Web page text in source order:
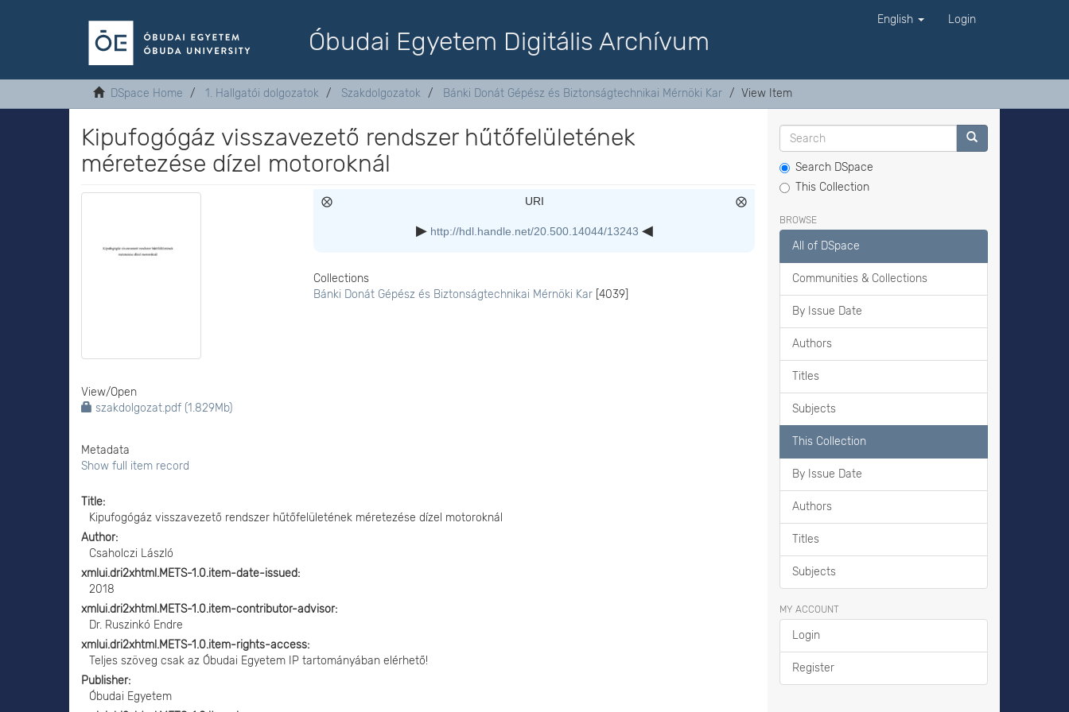
Óbudai Egyetem Digitális Archívum
English Login
DSpace Home 1. Hallgatói dolgozatok Szakdolgozatok Bánki Donát Gépész és Biztonságtechnikai Mérnöki Kar View Item
Kipufogógáz visszavezető rendszer hűtőfelületének
méretezése dízel motoroknál
View/Open
szakdolgozat.pdf (1.829Mb)
Metadata
Show full item record
URI
http://hdl.handle.net/20.500.14044/13243
Collections
Bánki Donát Gépész és Biztonságtechnikai Mérnöki Kar [4039]
Title
Kipufogógáz visszavezető rendszer hűtőfelületének méretezése dízel motoroknál
Author
Csaholczi László
xmlui.dri2xhtml.METS-1.0.item-date-issued
2018
xmlui.dri2xhtml.METS-1.0.item-contributor-advisor
Dr. Ruszinkó Endre
xmlui.dri2xhtml.METS-1.0.item-rights-access
Teljes szöveg csak az Óbudai Egyetem IP tartományában elérhető!
Publisher
Óbudai Egyetem
Search DSpace
This Collection
BROWSE
All of DSpace
Communities & Collections
By Issue Date
Authors
Titles
Subjects
This Collection
By Issue Date
Authors
Titles
Subjects
MY ACCOUNT
Login
Register